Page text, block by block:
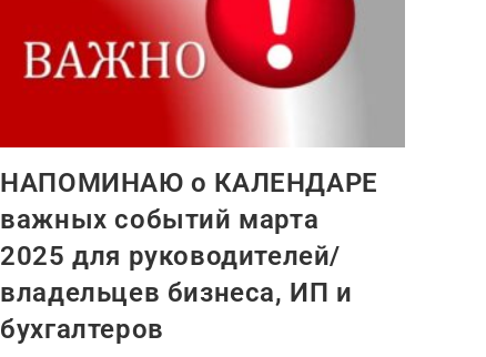
НАПОМИНАЮ о КАЛЕНДАРЕ
важных событий марта
2025 для руководителей/
владельцев бизнеса, ИП и
бухгалтеров